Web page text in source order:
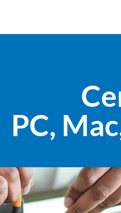
PC,